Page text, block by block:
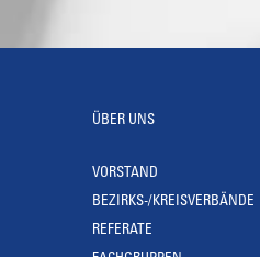
ÜBER UNS
VORSTAND
BEZIRKS-/KREISVERBÄNDE
REFERATE